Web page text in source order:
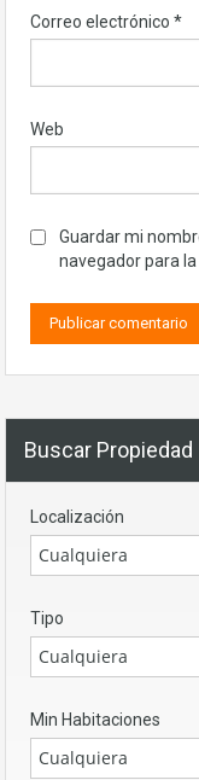
Correo electrónico *
Web
Guardar mi
navegador para
Buscar Propiedad
Localización
Cualquiera
Tipo
Cualquiera
Min Habitaciones
Cualquiera